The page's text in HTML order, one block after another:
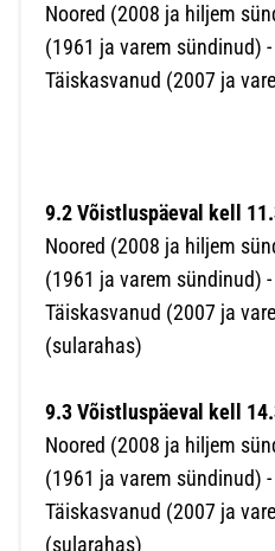
Noored (2008 ja hiljem
(1961 ja varem sündinud)
Täiskasvanud (2007 ja
9.2 Võistluspäeval kell
Noored (2008 ja hiljem
(1961 ja varem sündinud) -
Täiskasvanud (2007 ja
(sularahas)
9.3 Võistluspäeval kell
Noored (2008 ja hiljem
(1961 ja varem sündinud)
Täiskasvanud (2007 ja
(sularahas)